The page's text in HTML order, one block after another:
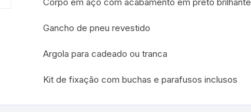
Corpo em aço com acabamento em preto brilhante
Gancho de pneu revestido
Argola para cadeado ou tranca
Kit de fixação com buchas e parafusos inclusos